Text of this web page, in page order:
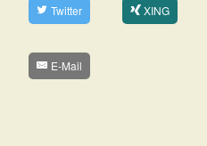
Twitter XING
E-Mail